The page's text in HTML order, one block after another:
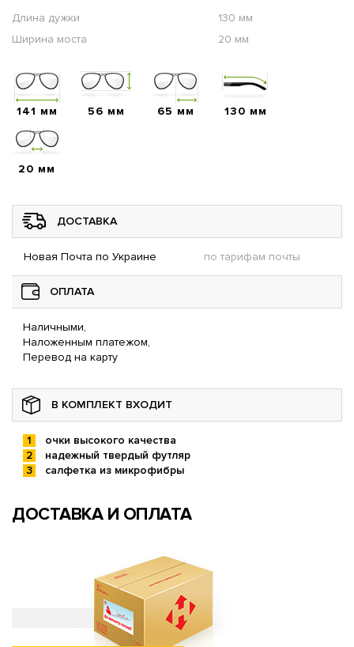
Длина дужки
130 мм
Ширина моста
20 мм
141 мм 56 мм 65 мм 130 мм
20 мм
ДОСТАВКА
Новая Почта по Украине по тарифам почты
ОПЛАТА
Наличными,
Наложенным платежом,
Перевод на карту
В КОМПЛЕКТ ВХОДИТ
очки высокого качества
надежный твердый футляр
салфетка из микрофибры
ДОСТАВКА И ОПЛАТА